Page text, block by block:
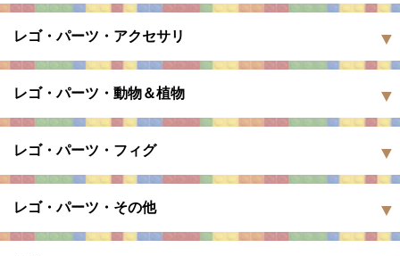
レゴ・パーツ・アクセサリ
レゴ・パーツ・動物＆植物
レゴ・パーツ・フィグ
レゴ・パーツ・その他